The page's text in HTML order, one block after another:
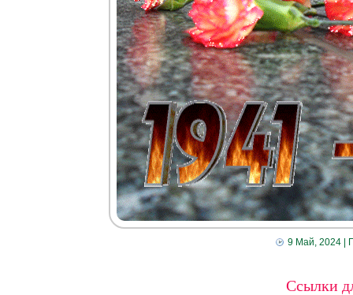
9 Май, 2024 |
Ссылки